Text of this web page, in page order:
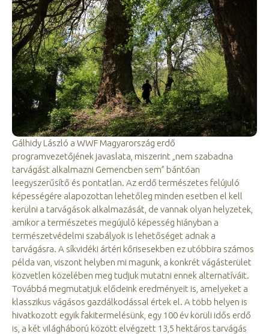
Gálhidy László a WWF Magyarország erdő
programvezetőjének javaslata, miszerint „nem szabadna
tarvágást alkalmazni Gemencben sem” bántóan
leegyszerűsítő és pontatlan. Az erdő természetes felújuló
képességére alapozottan lehetőleg minden esetben el kell
kerülni a tarvágások alkalmazását, de vannak olyan helyzetek,
amikor a természetes megújuló képesség hiányban a
természetvédelmi szabályok is lehetőséget adnak a
tarvágásra. A síkvidéki ártéri kőrisesekben ez utóbbira számos
példa van, viszont helyben mi magunk, a konkrét vágásterület
közvetlen közelében meg tudjuk mutatni ennek alternatíváit.
Továbbá megmutatjuk elődeink eredményeit is, amelyeket a
klasszikus vágásos gazdálkodással értek el. A több helyen is
hivatkozott egyik fakitermelésünk, egy 100 év körüli idős erdő
is, a két világháború között elvégzett 13,5 hektáros tarvágás